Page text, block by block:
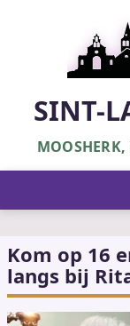
SINT-
Kom op 16
langs bij